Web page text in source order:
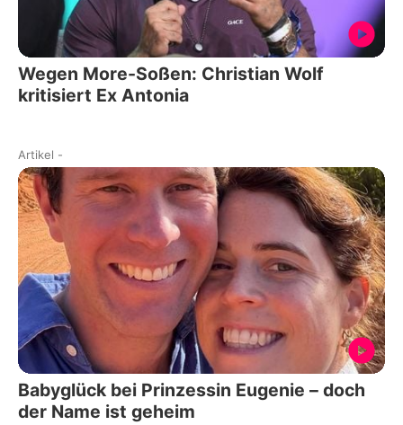
Wegen More-Soßen: Christian Wolf
kritisiert Ex Antonia
Artikel -
Babyglück bei Prinzessin Eugenie – doch
der Name ist geheim